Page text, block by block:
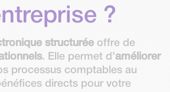
?
structurée offre de
. Elle permet d’améliorer
processus comptables au
directs pour votre